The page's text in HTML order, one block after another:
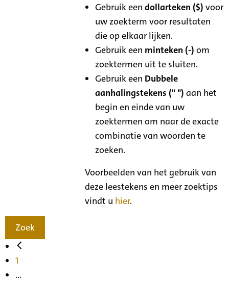
Gebruik eendollarteken ($) voor
uw zoekterm voor resultaten
die op elkaar lijken.
Gebruik een minteken (-) om
zoektermen uit te sluiten.
Gebruik een Dubbele
aanhalingstekens (" ") aan het
begin en einde van uw
zoektermen om naar de exacte
combinatie van woorden te
zoeken.
Voorbeelden van het gebruik van
deze leestekens en meer zoektips
vindt u hier.
Zoek
1
...